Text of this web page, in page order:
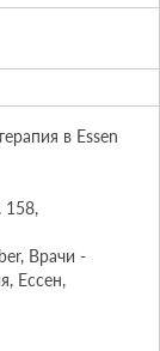
в Essen
158,
Врачи -
Ессен,